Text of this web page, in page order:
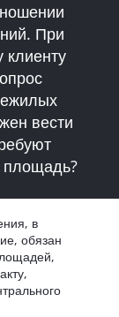
При
вести
площадь?
в
обязан